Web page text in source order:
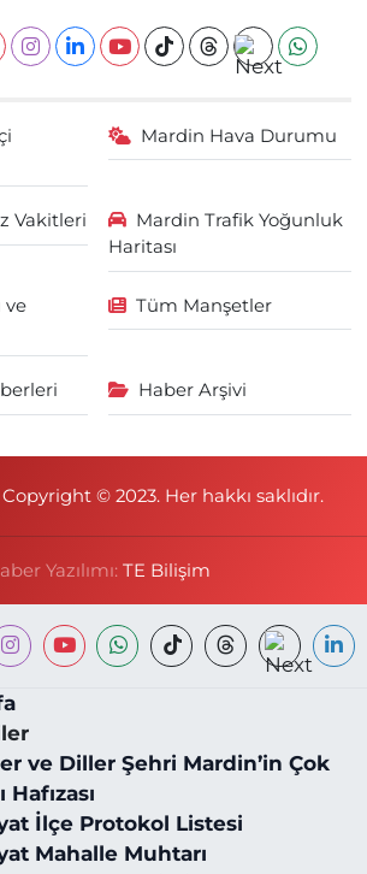
Mardin Hava Durumu
Vakitleri
Mardin Trafik Yoğunluk
Haritası
ve
Tüm Manşetler
Haber Arşivi
Copyright © 2023. Her hakkı saklıdır.
Yazılımı: TE Bilişim
ve Diller Şehri Mardin’in Çok
İlçe Protokol Listesi
Mahalle Muhtarı